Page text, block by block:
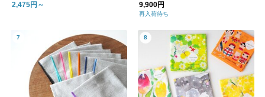
2,475円～
9,900円
再入荷待ち